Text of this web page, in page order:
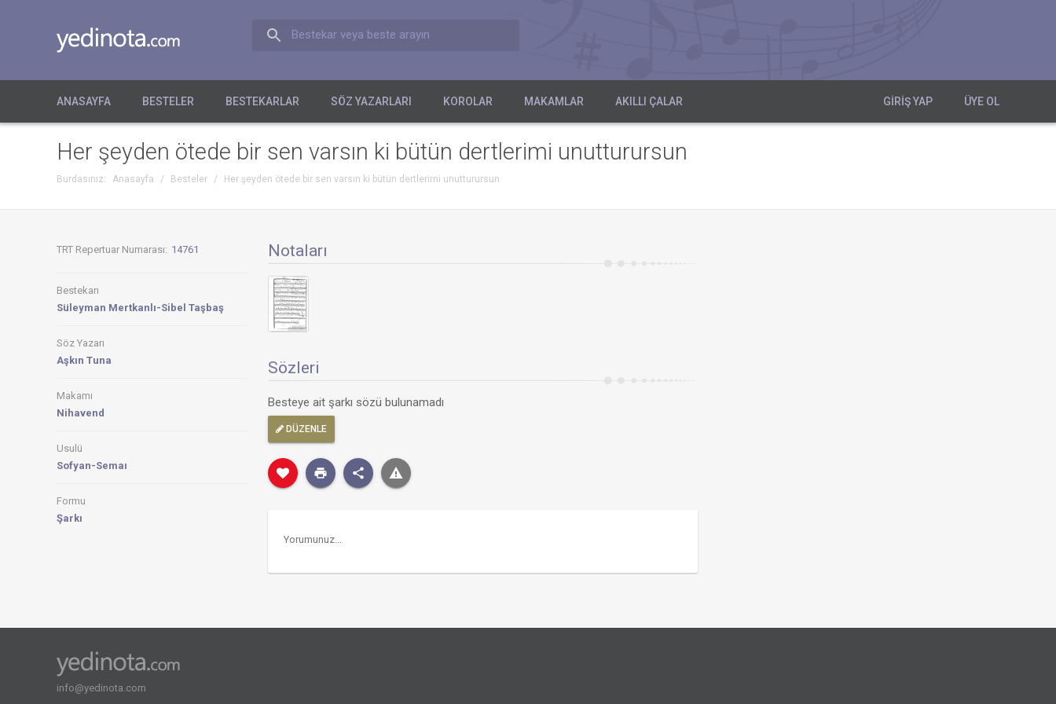
Bestekar veya beste arayın
ANASAYFA BESTELER BESTEKARLAR SÖZ YAZARLARI KOROLAR MAKAMLAR AKILLI ÇALAR GIRIŞ YAP ÜYE OL
Her şeyden ötede bir sen varsın ki bütün dertlerimi unutturursun
Burdasınız: Anasayfa / Besteler / Her şeyden ötede bir sen varsın ki bütün dertlerimi unutturursun
TRT Repertuar Numarası: 14761
Bestekarı
Süleyman Mertkanlı-Sibel Taşbaş
Söz Yazarı
Aşkın Tuna
Makamı
Nihavend
Usulü
Sofyan-Semaı
Formu
Şarkı
Notaları
Sözleri
Besteye ait şarkı sözü bulunamadı
DÜZENLE
info@yedinota.com